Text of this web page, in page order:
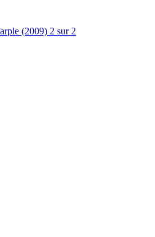
(2009) 2 sur 2